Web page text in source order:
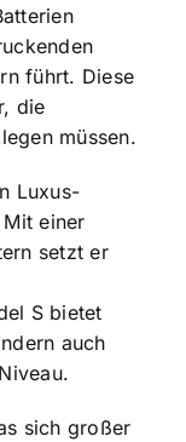
führt. Diese
die
müssen.
Luxus-
einer
setzt er
S bietet
auch
sich großer